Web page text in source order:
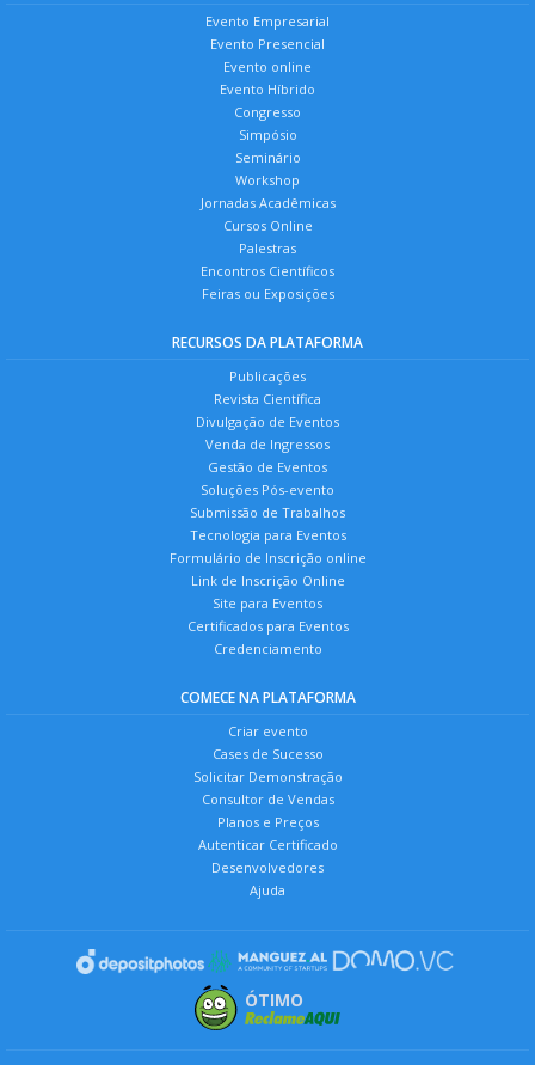
Evento Empresarial
Evento Presencial
Evento online
Evento Híbrido
Congresso
Simpósio
Seminário
Workshop
Jornadas Acadêmicas
Cursos Online
Palestras
Encontros Científicos
Feiras ou Exposições
RECURSOS DA PLATAFORMA
Publicações
Revista Científica
Divulgação de Eventos
Venda de Ingressos
Gestão de Eventos
Soluções Pós-evento
Submissão de Trabalhos
Tecnologia para Eventos
Formulário de Inscrição online
Link de Inscrição Online
Site para Eventos
Certificados para Eventos
Credenciamento
COMECE NA PLATAFORMA
Criar evento
Cases de Sucesso
Solicitar Demonstração
Consultor de Vendas
Planos e Preços
Autenticar Certificado
Desenvolvedores
Ajuda
ÓTIMO